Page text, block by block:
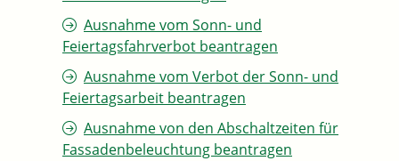
Ausnahme vom Sonn- und
Feiertagsfahrverbot beantragen
Ausnahme vom Verbot der Sonn- und
Feiertagsarbeit beantragen
Ausnahme von den Abschaltzeiten für
Fassadenbeleuchtung beantragen